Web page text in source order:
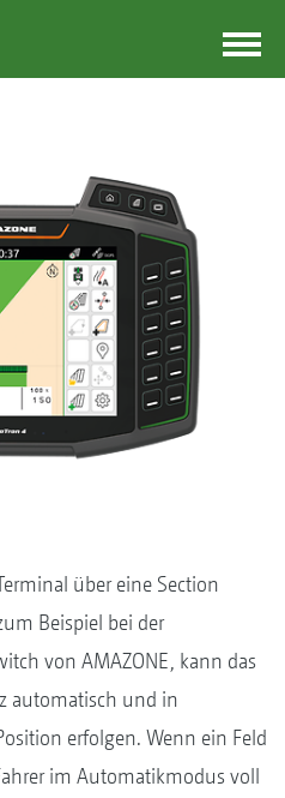
über eine Section
Beispiel bei der
von AMAZONE, kann das
automatisch und in
erfolgen. Wenn ein Feld
im Automatikmodus voll